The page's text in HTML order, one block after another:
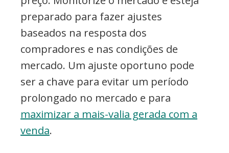
preparado para fazer ajustes
baseados na resposta dos
compradores e nas condições de
mercado. Um ajuste oportuno pode
ser a chave para evitar um período
prolongado no mercado e para
maximizar a mais-valia gerada com a
venda.